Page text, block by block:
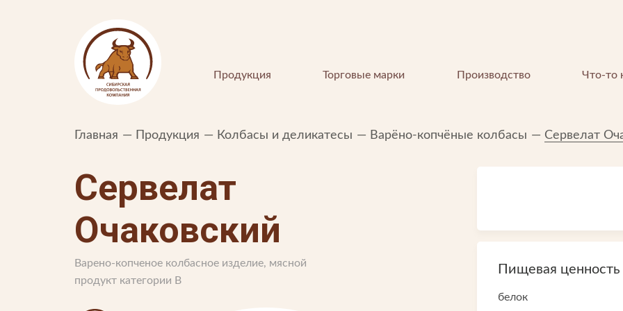
ПОКУПАТЕЛЯМ
Интернет-магазин
Продукция Торговые марки Производство Что-то
Главная Продукция Колбасы и деликатесы Варёно-копчёные колбасы Сервелат
Сервелат
Очаковский
Варено-копченое колбасное изделие, мясной
продукт категории В
Пищевая ценность
белок